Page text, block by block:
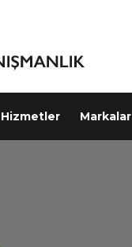
Hizmetler Markalar